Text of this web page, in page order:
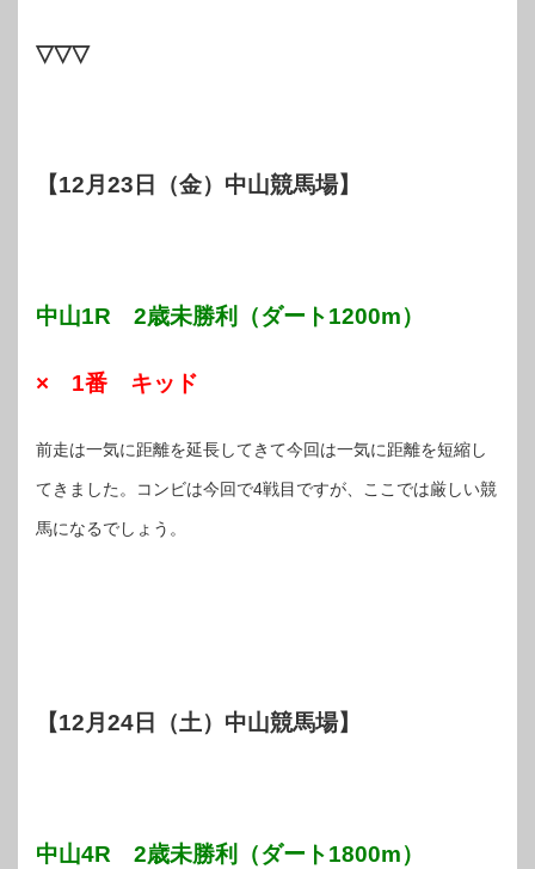
▽▽▽
【12月23日（金）中山競馬場】
中山1R 2歳未勝利（ダート1200m）
× 1番 キッド
前走は一気に距離を延長してきて今回は一気に距離を短縮し
てきました。コンビは今回で4戦目ですが、ここでは厳しい競
馬になるでしょう。
【12月24日（土）中山競馬場】
中山4R 2歳未勝利（ダート1800m）